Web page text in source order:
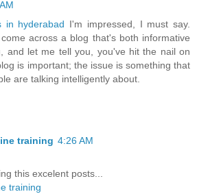
in hyderabad I'm impressed, I must say.
across a blog that's both informative
and let me tell you, you've hit the nail on
is important; the issue is something that
are talking intelligently about.
training 4:26 AM
this excelent posts...
training